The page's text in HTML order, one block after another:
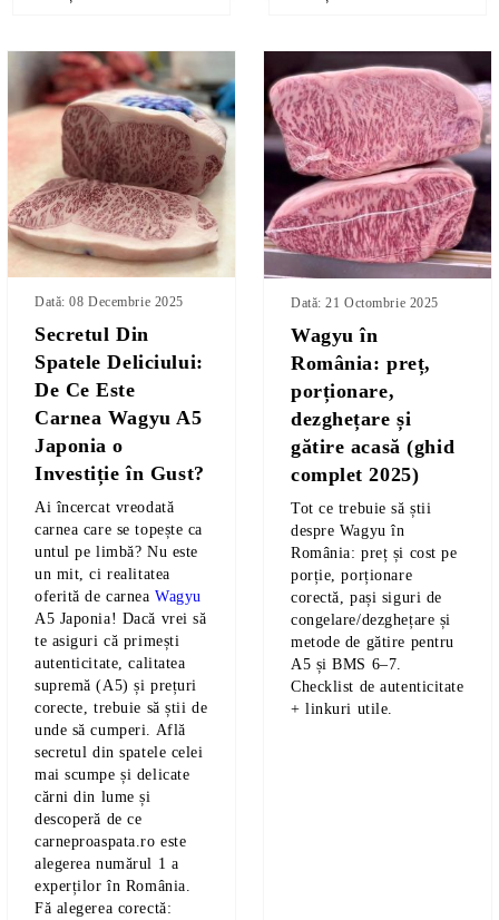
Secretul Din
Spatele Deliciului:
De Ce Este
Carnea Wagyu A5
Japonia o
Investiție în Gust?
Dată: 08 Decembrie 2025
Ai încercat vreodată
carnea care se topește ca
untul pe limbă? Nu este
un mit, ci realitatea
oferită de carneaWagyu
A5 Japonia! Dacă vrei să
te asiguri că primești
autenticitate, calitatea
supremă (A5) și prețuri
corecte, trebuie să știi de
unde să cumperi. Află
secretul din spatele celei
mai scumpe și delicate
cărni din lume și
descoperă de ce
carneproaspata.ro este
alegerea numărul 1 a
experților în România.
Fă alegerea corectă:
Wagyu în
România: preț,
porționare,
dezghețare și
gătire acasă (ghid
complet 2025)
Dată: 21 Octombrie 2025
Tot ce trebuie să știi
despre Wagyu în
România: preț și cost pe
porție, porționare
corectă, pași siguri de
congelare/dezghețare și
metode de gătire pentru
A5 și BMS 6–7.
Checklist de autenticitate
+ linkuri utile.